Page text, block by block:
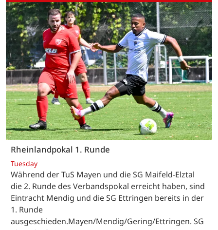
Rheinlandpokal 1. Runde
Tuesday
Während der TuS Mayen und die SG Maifeld-Elztal
die 2. Runde des Verbandspokal erreicht haben, sind
Eintracht Mendig und die SG Ettringen bereits in der
1. Runde
ausgeschieden.Mayen/Mendig/Gering/Ettringen. SG